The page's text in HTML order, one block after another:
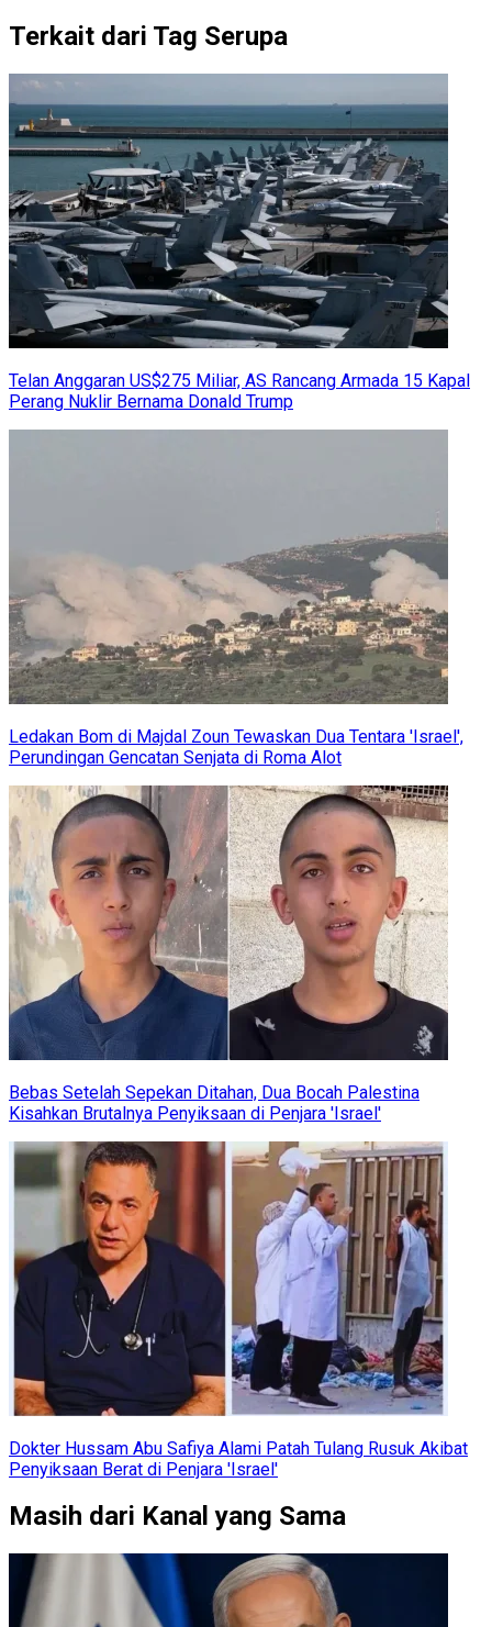
Terkait dari Tag Serupa
Telan Anggaran US$275 Miliar, AS Rancang Armada 15 Kapal
Perang Nuklir Bernama Donald Trump
Ledakan Bom di Majdal Zoun Tewaskan Dua Tentara 'Israel',
Perundingan Gencatan Senjata di Roma Alot
Bebas Setelah Sepekan Ditahan, Dua Bocah Palestina
Kisahkan Brutalnya Penyiksaan di Penjara 'Israel'
Dokter Hussam Abu Safiya Alami Patah Tulang Rusuk Akibat
Penyiksaan Berat di Penjara 'Israel'
Masih dari Kanal yang Sama